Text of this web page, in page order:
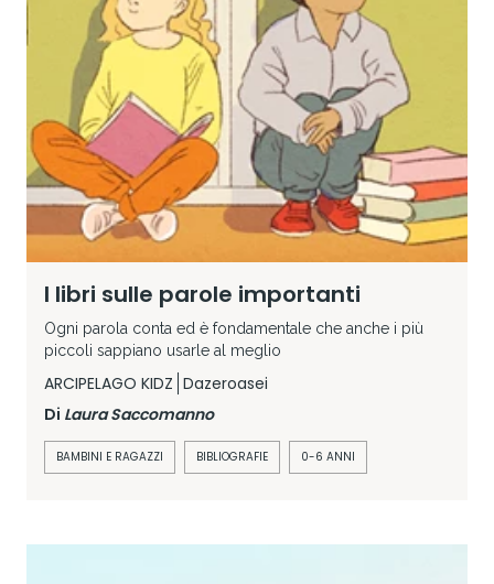
I libri sulle parole importanti
Ogni parola conta ed è fondamentale che anche i più
piccoli sappiano usarle al meglio
ARCIPELAGO KIDZ Dazeroasei
Di Laura Saccomanno
BAMBINI E RAGAZZI BIBLIOGRAFIE 0-6 ANNI